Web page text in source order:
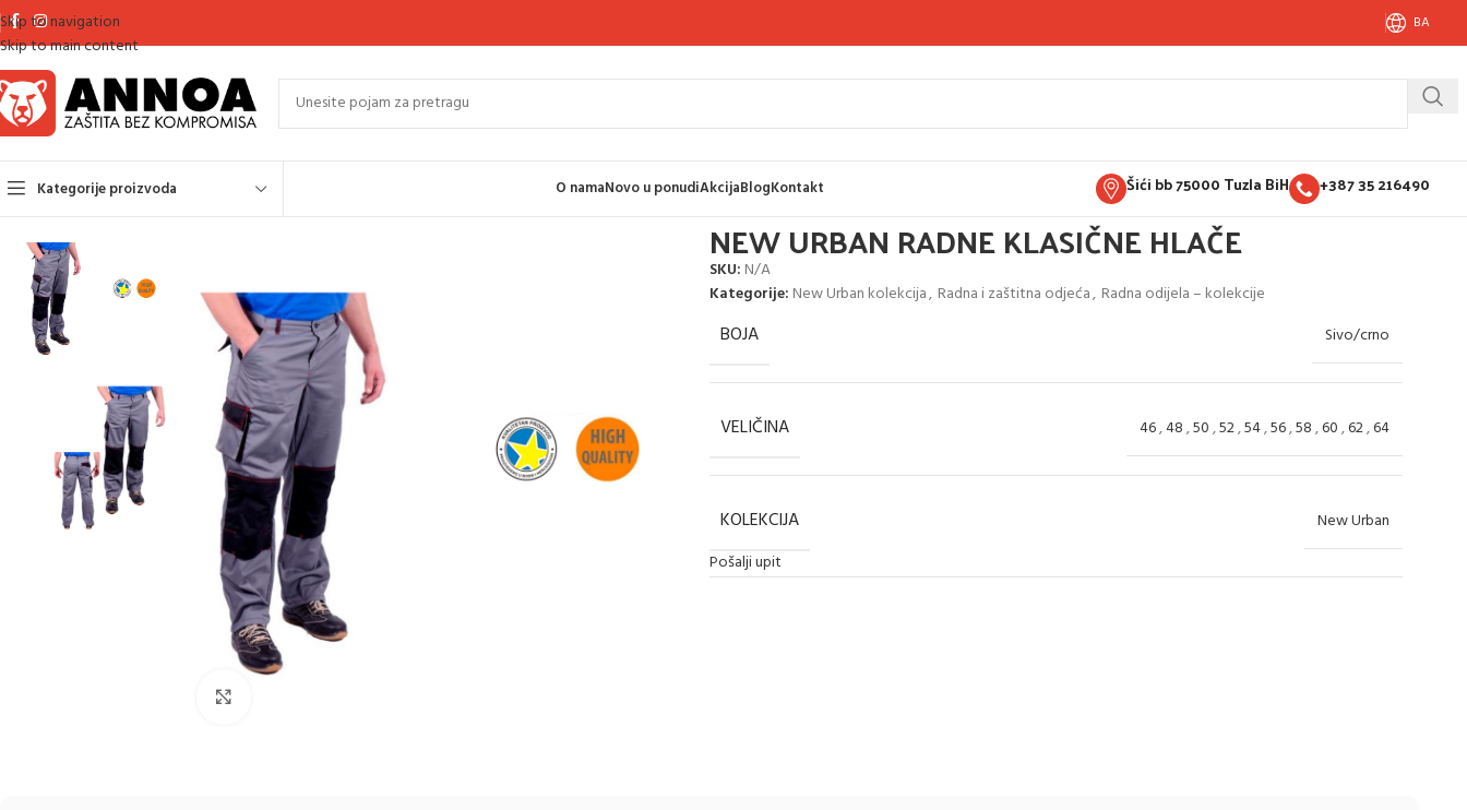
Skip to navigation
Skip to main content
BA
Kategorije proizvoda O namaNovo u ponudiAkcijaBlogKontakt Šići bb 75000 Tuzla BiH +387 35 216490
NEW URBAN RADNE KLASIČNE HLAČE
SKU: N/A
Kategorije: New Urban kolekcija, Radna i zaštitna odjeća, Radna odijela – kolekcije
BOJA Sivo/crno
VELIČINA 46,48,50,52,54,56,58,60,62,64
KOLEKCIJA
New Urban
Pošalji upit